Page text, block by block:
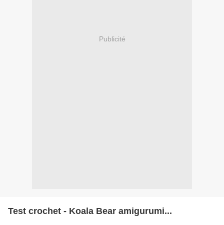
Publicité
Test crochet - Koala Bear amigurumi...